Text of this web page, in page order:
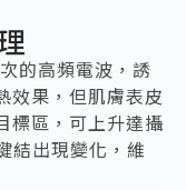
的高頻電波，誘
效果，但肌膚表皮
標區，可上升達攝
結出現變化，維